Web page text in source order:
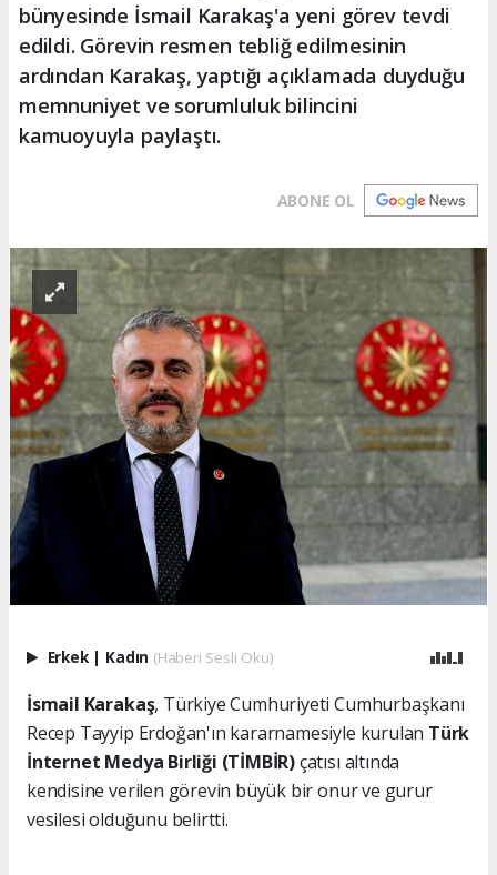
bünyesinde İsmail Karakaş'a yeni görev tevdi
edildi. Görevin resmen tebliğ edilmesinin
ardından Karakaş, yaptığı açıklamada duyduğu
memnuniyet ve sorumluluk bilincini
kamuoyuyla paylaştı.
ABONE OL
Erkek | Kadın (Haberi Sesli Oku)
İsmail Karakaş, Türkiye Cumhuriyeti Cumhurbaşkanı
Recep Tayyip Erdoğan'ın kararnamesiyle kurulan Türk
İnternet Medya Birliği (TİMBİR)çatısı altında
kendisine verilen görevin büyük bir onur ve gurur
vesilesi olduğunu belirtti.